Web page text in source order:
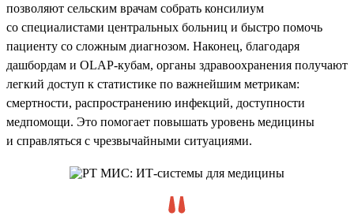
позволяют сельским врачам собрать консилиум
со специалистами центральных больниц и быстро помочь
пациенту со сложным диагнозом. Наконец, благодаря
дашбордам и OLAP-кубам, органы здравоохранения получают
легкий доступ к статистике по важнейшим метрикам:
смертности, распространению инфекций, доступности
медпомощи. Это помогает повышать уровень медицины
и справляться с чрезвычайными ситуациями.